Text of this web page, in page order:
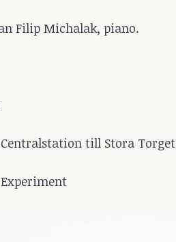
Filip Michalak, piano.
till Stora Torget